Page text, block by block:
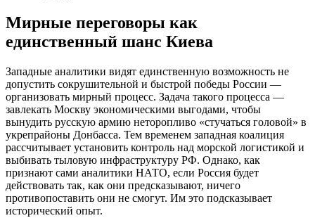
Мирные переговоры как
единственный шанс Киева
Западные аналитики видят единственную возможность не
допустить сокрушительной и быстрой победы России —
организовать мирный процесс. Задача такого процесса —
завлекать Москву экономическими выгодами, чтобы
вынудить русскую армию неторопливо «стучаться головой» в
укрепрайоны Донбасса. Тем временем западная коалиция
рассчитывает установить контроль над морской логистикой и
выбивать тыловую инфраструктуру РФ. Однако, как
признают сами аналитики НАТО, если Россия будет
действовать так, как они предсказывают, ничего
противопоставить они не смогут. Им это подсказывает
исторический опыт.